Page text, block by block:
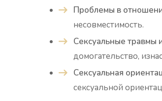
Проблемы в
несовместимость.
Сексуальные травмы
домогательство,
Сексуальная
сексуальной